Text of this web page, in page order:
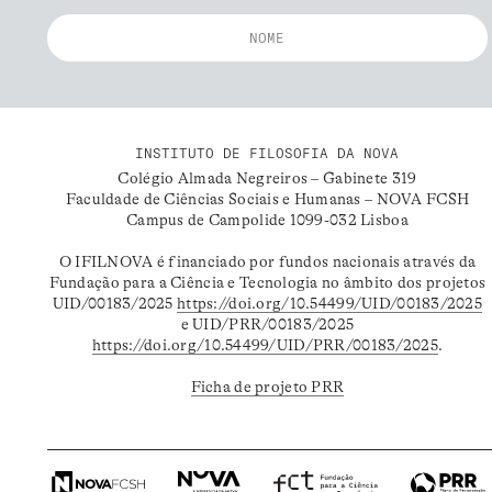
INSTITUTO DE FILOSOFIA DA NOVA
Colégio Almada Negreiros – Gabinete 319
Faculdade de Ciências Sociais e Humanas – NOVA FCSH
Campus de Campolide 1099-032 Lisboa
O IFILNOVA é financiado por fundos nacionais através da
Fundação para a Ciência e Tecnologia no âmbito dos projetos
UID/00183/2025https://doi.org/10.54499/UID/00183/2025
e UID/PRR/00183/2025
https://doi.org/10.54499/UID/PRR/00183/2025.
Ficha de projeto PRR